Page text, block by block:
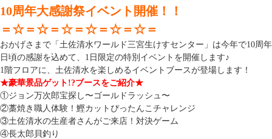
10周年大感謝祭イベント開催！！
＝☆＝☆＝☆＝☆＝☆＝☆＝
おかげさまで「土佐清水ワールド三宮生けすセンター」は今年で10周
日頃の感謝を込めて、1日限定の特別イベントを開催します♪
1階フロアに、土佐清水を楽しめるイベントブースが登場します！
★豪華景品ゲット!?ブースをご紹介★
①ジョン万次郎宝探し〜ゴールドラッシュ〜
②藁焼き職人体験！鰹カットぴったんこチャレンジ
③土佐清水の生産者さんがご来店！対決ゲーム
④長太郎貝釣り